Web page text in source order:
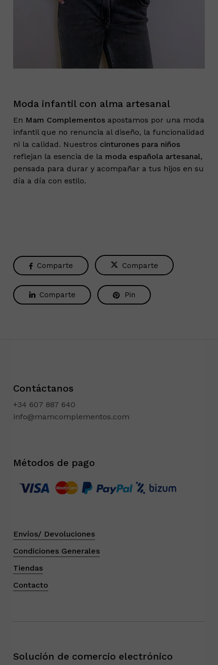
Moda infantil con alma artesanal
En Mam Complementosapostamos por una moda
infantil que no renuncia al diseño, la funcionalidad
ni la calidad. Nuestros cinturones para niños
reflejan la esencia de la moda española artesanal,
pensada para durar y acompañar a tus hijos en su
día a día con estilo.
Comparte Comparte
Comparte Pin
Contáctanos
+34 607 887 640
info@mamcomplementos.com
Métodos de pago
Envíos/ Devoluciones
Condiciones Generales
Tiendas
Contacto
Solución de comercio electrónico